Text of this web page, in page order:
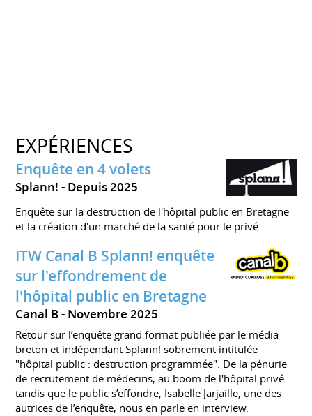
EXPÉRIENCES
Enquête en 4 volets
Splann! Depuis 2025
Enquête sur la destruction de l'hôpital public en Bretagne
et la création d'un marché de la santé pour le privé
ITW Canal B Splann! enquête
sur l'effondrement de
l'hôpital public en Bretagne
Canal B Novembre 2025
Retour sur l’enquête grand format publiée par le média
breton et indépendant Splann! sobrement intitulée
"hôpital public : destruction programmée". De la pénurie
de recrutement de médecins, au boom de l'hôpital privé
tandis que le public s’effondre, Isabelle Jarjaille, une des
autrices de l’enquête, nous en parle en interview.